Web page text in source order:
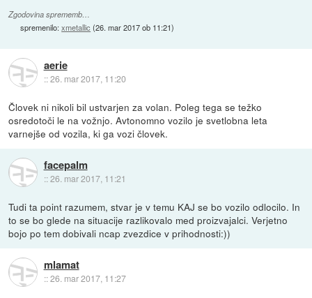
Zgodovina sprememb…
spremenilo:xmetallic (26. mar 2017 ob 11:21)
aerie
::26. mar 2017, 11:20
Človek ni nikoli bil ustvarjen za volan. Poleg tega se težko
osredotoči le na vožnjo. Avtonomno vozilo je svetlobna leta
varnejše od vozila, ki ga vozi človek.
facepalm
::26. mar 2017, 11:21
Tudi ta point razumem, stvar je v temu KAJ se bo vozilo odlocilo. In
to se bo glede na situacije razlikovalo med proizvajalci. Verjetno
bojo po tem dobivali ncap zvezdice v prihodnosti:))
mlamat
::26. mar 2017, 11:27